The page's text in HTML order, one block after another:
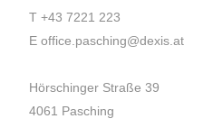
T +43 7221 223
E office.pasching@dexis.at
Hörschinger Straße 39
4061 Pasching